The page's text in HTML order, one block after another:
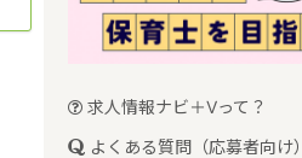
求人情報ナビ＋Vって？
よくある質問（応募者向け）